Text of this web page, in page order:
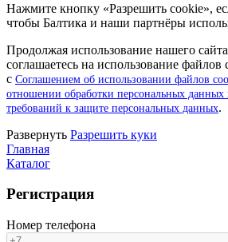
Нажмите кнопку «Разрешить cookie»,
чтобы Балтика и наши партнёры
Продолжая использование нашего
соглашаетесь на использование файлов
с Соглашением об использовании файлов
отношении обработки персональных данных
требований к защите персональных данных.
Pазвернуть Разрешить куки
Главная
Каталог
Регистрация
Номер телефона